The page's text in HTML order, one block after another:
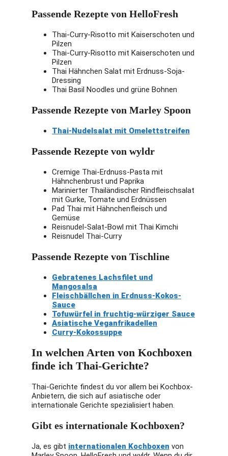
Wahl für dich, wenn du
kulturelle Einblicke suchst und
Wert auf authentische
thailändische Kocherfahrungen
legst.
Auf thailändische
Gerichte
Alle Lebensmittel
Nährwertangaben:
Nein
Glutamat und
sowohl milde als auch scharfe
Gerichte zur Auswahl,
einschließlich Optionen für
Veganer und Liebhaber von
Thai-Milchtee.
Worauf du bei KONKRUA
achten solltest
in der begrenzten Auswahl an
Woche einschränken könnte.
Die fehlenden
Nährwertangaben lassen
ernährungsbewusste
Menschen im Dunkeln tappen.
Du solltest zudem beachten,
Zutaten enthalten sind und ein
sein könnte, um deine Kochbox
zu vervollständigen.
Für wen eignet sich
KONKRUA
KONKRUA ist die beste Wahl
für Liebhaber original
thailändischer Zutaten. Die
Kochbox richtet sich an
diejenigen, die großen Wert auf
authentischen Geschmack
thailändische Gerichte mit
einer Prise Echtheit und ohne
viel Aufwand zubereiten
Passende Rezepte von HelloFresh
Thai-Curry-Risotto mit Kaiserschoten und
Pilzen
Thai-Curry-Risotto mit Kaiserschoten und
Pilzen
Thai Hähnchen Salat mit Erdnuss-Soja-
Dressing
Thai Basil Noodles und grüne Bohnen
Passende Rezepte von Marley Spoon
Thai-Nudelsalat mit Omelettstreifen
Passende Rezepte von wyldr
Cremige Thai-Erdnuss-Pasta mit
Hähnchenbrust und Paprika
Marinierter Thailändischer Rindfleischsalat
mit Gurke, Tomate und Erdnüssen
Pad Thai mit Hähnchenfleisch und
Gemüse
Reisnudel-Salat-Bowl mit Thai Kimchi
Reisnudel Thai-Curry
Passende Rezepte von Tischline
Gebratenes Lachsfilet und
Mangosalsa
Fleischbällchen in Erdnuss-Kokos-
Sauce
Tofuwürfel in fruchtig-würziger Sauce
Asiatische Veganfrikadellen
Curry-Kokossuppe
In welchen Arten von Kochboxen
finde ich Thai-Gerichte?
Thai-Gerichte findest du vor allem bei Kochbox-
Anbietern, die sich auf asiatische oder
internationale Gerichte spezialisiert haben.
Gibt es internationale Kochboxen?
Ja, es gibt internationalen Kochboxen von